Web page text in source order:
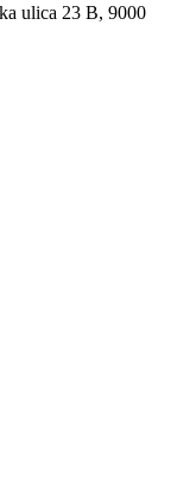
ulica 23 B, 9000